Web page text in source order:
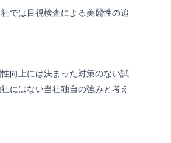
では目視検査による美麗性の追
向上には決まった対策のない試
にはない当社独自の強みと考え